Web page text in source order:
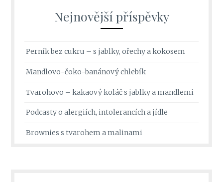
Nejnovější příspěvky
Perník bez cukru – s jablky, ořechy a kokosem
Mandlovo-čoko-banánový chlebík
Tvarohovo – kakaový koláč s jablky a mandlemi
Podcasty o alergiích, intolerancích a jídle
Brownies s tvarohem a malinami